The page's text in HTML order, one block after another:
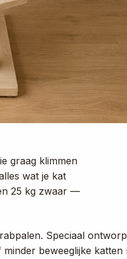
graag klimmen
wat je kat
25 kg zwaar —
Speciaal
beweeglijke